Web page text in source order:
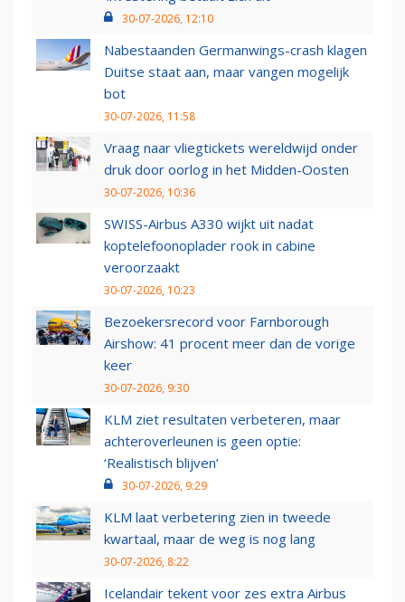
30-07-2026, 12:10
Nabestaanden Germanwings-crash klagen
Duitse staat aan, maar vangen mogelijk
bot
30-07-2026, 11:58
Vraag naar vliegtickets wereldwijd onder
druk door oorlog in het Midden-Oosten
30-07-2026, 10:36
SWISS-Airbus A330 wijkt uit nadat
koptelefoonoplader rook in cabine
veroorzaakt
30-07-2026, 10:23
Bezoekersrecord voor Farnborough
Airshow: 41 procent meer dan de vorige
keer
30-07-2026, 9:30
KLM ziet resultaten verbeteren, maar
achteroverleunen is geen optie:
‘Realistisch blijven’
30-07-2026, 9:29
KLM laat verbetering zien in tweede
kwartaal, maar de weg is nog lang
30-07-2026, 8:22
Icelandair tekent voor zes extra Airbus